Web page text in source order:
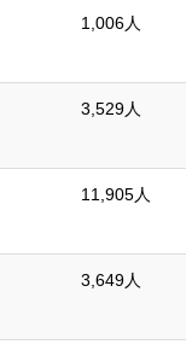
1,006人
3,529人
11,905人
3,649人